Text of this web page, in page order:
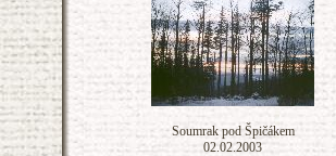
Soumrak pod Špičákem
02.02.2003